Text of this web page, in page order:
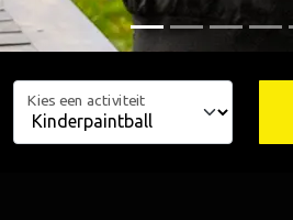
Kies een activiteit